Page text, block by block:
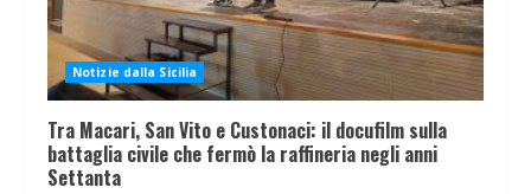
Notizie dalla Sicilia
Tra Macari, San Vito e Custonaci: il docufilm sulla
battaglia civile che fermò la raffineria negli anni
Settanta